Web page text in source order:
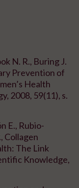
N. R., Buring J.
Prevention of
Health
2008, 59(11), s.
E., Rubio-
Collagen
The Link
Knowledge,